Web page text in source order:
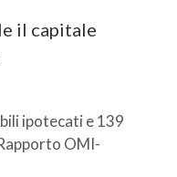
il capitale
ipotecati e 139
OMI-